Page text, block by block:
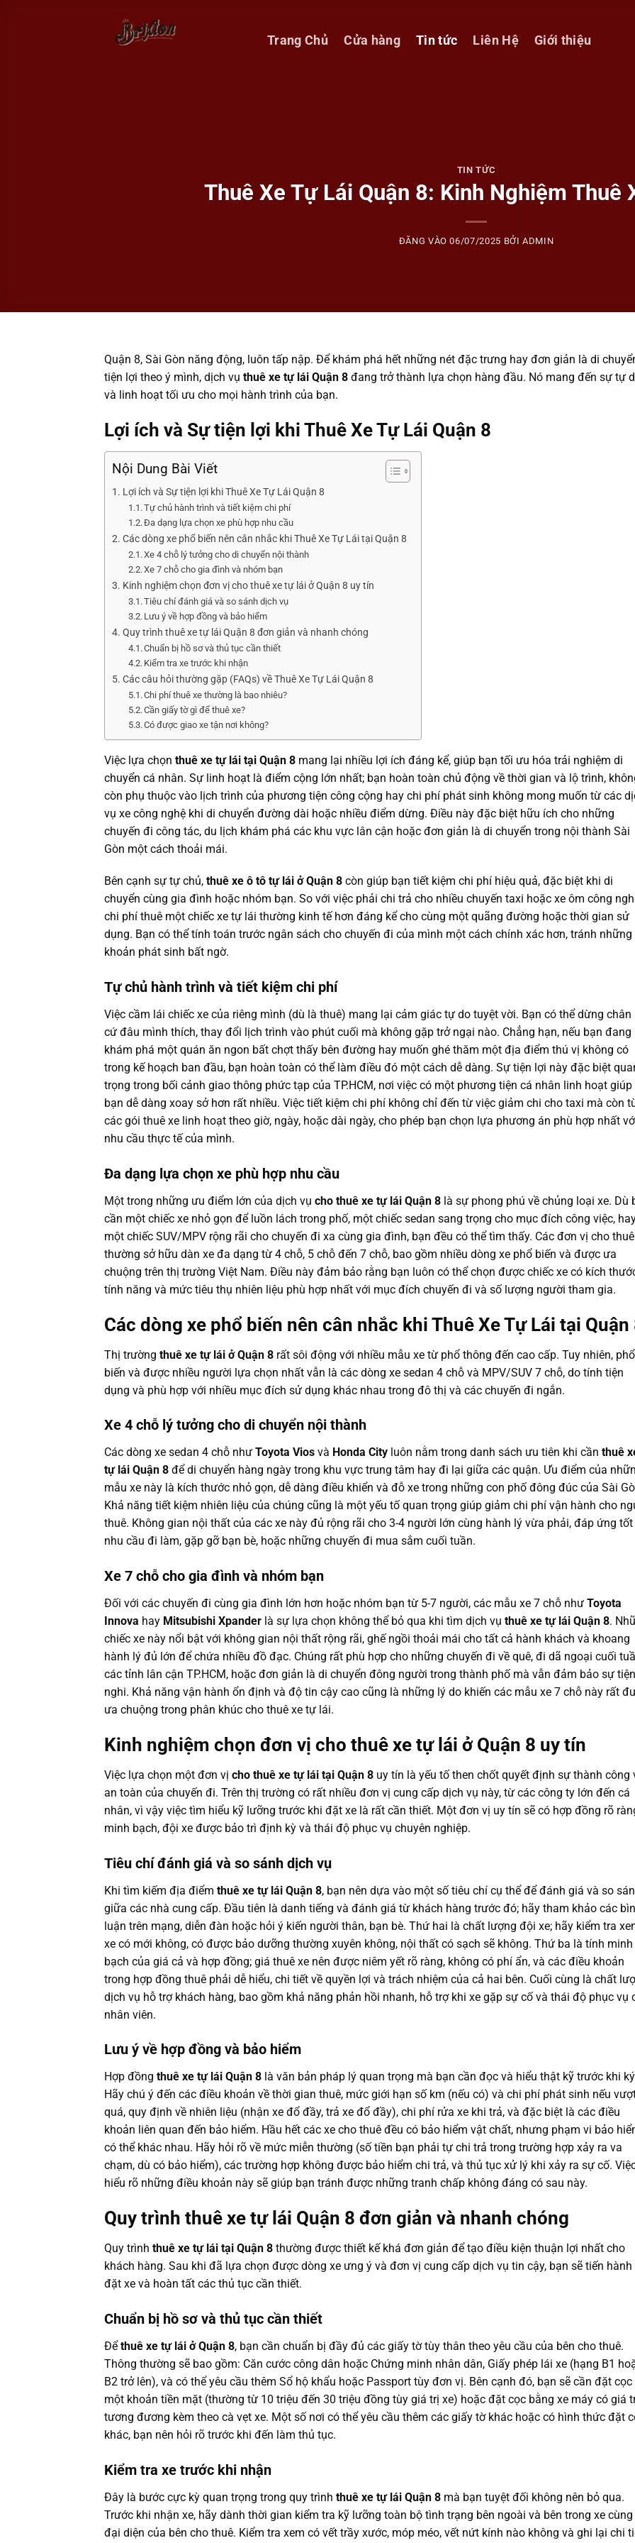
Trang Chủ Cửa hàng Tin tức Liên Hệ Giới thiệu
TIN TỨC
Thuê Xe Tự Lái Quận 8: Kinh Nghiệm Thuê
ĐĂNG VÀO06/07/2025 BỞIADMIN
Quận 8, Sài Gòn năng động, luôn tấp nập. Để khám phá hết những nét đặc trưng hay đơn giản là di
tiện lợi theo ý mình, dịch vụ thuê xe tự lái Quận 8 đang trở thành lựa chọn hàng đầu. Nó mang đến sự tự
và linh hoạt tối ưu cho mọi hành trình của bạn.
Lợi ích và Sự tiện lợi khi Thuê Xe Tự Lái Quận 8
Nội Dung Bài Viết
Lợi ích và Sự tiện lợi khi Thuê Xe Tự Lái Quận 8
Tự chủ hành trình và tiết kiệm chi phí
Đa dạng lựa chọn xe phù hợp nhu cầu
Các dòng xe phổ biến nên cân nhắc khi Thuê Xe Tự Lái tại Quận 8
Xe 4 chỗ lý tưởng cho di chuyển nội thành
Xe 7 chỗ cho gia đình và nhóm bạn
Kinh nghiệm chọn đơn vị cho thuê xe tự lái ở Quận 8 uy tín
Tiêu chí đánh giá và so sánh dịch vụ
Lưu ý về hợp đồng và bảo hiểm
Quy trình thuê xe tự lái Quận 8 đơn giản và nhanh chóng
Chuẩn bị hồ sơ và thủ tục cần thiết
Kiểm tra xe trước khi nhận
Các câu hỏi thường gặp (FAQs) về Thuê Xe Tự Lái Quận 8
Chi phí thuê xe thường là bao nhiêu?
Cần giấy tờ gì để thuê xe?
Có được giao xe tận nơi không?
Việc lựa chọn thuê xe tự lái tại Quận 8 mang lại nhiều lợi ích đáng kể, giúp bạn tối ưu hóa trải nghiệm di
chuyển cá nhân. Sự linh hoạt là điểm cộng lớn nhất; bạn hoàn toàn chủ động về thời gian và lộ trình,
còn phụ thuộc vào lịch trình của phương tiện công cộng hay chi phí phát sinh không mong muốn từ các
vụ xe công nghệ khi di chuyển đường dài hoặc nhiều điểm dừng. Điều này đặc biệt hữu ích cho những
chuyến đi công tác, du lịch khám phá các khu vực lân cận hoặc đơn giản là di chuyển trong nội thành Sài
Gòn một cách thoải mái.
Bên cạnh sự tự chủ, thuê xe ô tô tự lái ở Quận 8 còn giúp bạn tiết kiệm chi phí hiệu quả, đặc biệt khi di
chuyển cùng gia đình hoặc nhóm bạn. So với việc phải chi trả cho nhiều chuyến taxi hoặc xe ôm công
chi phí thuê một chiếc xe tự lái thường kinh tế hơn đáng kể cho cùng một quãng đường hoặc thời gian sử
dụng. Bạn có thể tính toán trước ngân sách cho chuyến đi của mình một cách chính xác hơn, tránh những
khoản phát sinh bất ngờ.
Tự chủ hành trình và tiết kiệm chi phí
Việc cầm lái chiếc xe của riêng mình (dù là thuê) mang lại cảm giác tự do tuyệt vời. Bạn có thể dừng chân
cứ đâu mình thích, thay đổi lịch trình vào phút cuối mà không gặp trở ngại nào. Chẳng hạn, nếu bạn đang
khám phá một quán ăn ngon bất chợt thấy bên đường hay muốn ghé thăm một địa điểm thú vị không có
trong kế hoạch ban đầu, bạn hoàn toàn có thể làm điều đó một cách dễ dàng. Sự tiện lợi này đặc biệt
trọng trong bối cảnh giao thông phức tạp của TP.HCM, nơi việc có một phương tiện cá nhân linh hoạt giúp
bạn dễ dàng xoay sở hơn rất nhiều. Việc tiết kiệm chi phí không chỉ đến từ việc giảm chi cho taxi mà còn
các gói thuê xe linh hoạt theo giờ, ngày, hoặc dài ngày, cho phép bạn chọn lựa phương án phù hợp nhất
nhu cầu thực tế của mình.
Đa dạng lựa chọn xe phù hợp nhu cầu
Một trong những ưu điểm lớn của dịch vụ cho thuê xe tự lái Quận 8 là sự phong phú về chủng loại xe. Dù
cần một chiếc xe nhỏ gọn để luồn lách trong phố, một chiếc sedan sang trọng cho mục đích công việc,
một chiếc SUV/MPV rộng rãi cho chuyến đi xa cùng gia đình, bạn đều có thể tìm thấy. Các đơn vị cho thuê
thường sở hữu dàn xe đa dạng từ 4 chỗ, 5 chỗ đến 7 chỗ, bao gồm nhiều dòng xe phổ biến và được ưa
chuộng trên thị trường Việt Nam. Điều này đảm bảo rằng bạn luôn có thể chọn được chiếc xe có kích
tính năng và mức tiêu thụ nhiên liệu phù hợp nhất với mục đích chuyến đi và số lượng người tham gia.
Các dòng xe phổ biến nên cân nhắc khi Thuê Xe Tự Lái tại Quận
Thị trường thuê xe tự lái ở Quận 8 rất sôi động với nhiều mẫu xe từ phổ thông đến cao cấp. Tuy nhiên, phổ
biến và được nhiều người lựa chọn nhất vẫn là các dòng xe sedan 4 chỗ và MPV/SUV 7 chỗ, do tính tiện
dụng và phù hợp với nhiều mục đích sử dụng khác nhau trong đô thị và các chuyến đi ngắn.
Xe 4 chỗ lý tưởng cho di chuyển nội thành
Các dòng xe sedan 4 chỗ như Toyota Vios và Honda City luôn nằm trong danh sách ưu tiên khi cần thuê
tự lái Quận 8 để di chuyển hàng ngày trong khu vực trung tâm hay đi lại giữa các quận. Ưu điểm của
mẫu xe này là kích thước nhỏ gọn, dễ dàng điều khiển và đỗ xe trong những con phố đông đúc của Sài
Khả năng tiết kiệm nhiên liệu của chúng cũng là một yếu tố quan trọng giúp giảm chi phí vận hành cho
thuê. Không gian nội thất của các xe này đủ rộng rãi cho 3-4 người lớn cùng hành lý vừa phải, đáp ứng tốt
nhu cầu đi làm, gặp gỡ bạn bè, hoặc những chuyến đi mua sắm cuối tuần.
Xe 7 chỗ cho gia đình và nhóm bạn
Đối với các chuyến đi cùng gia đình lớn hơn hoặc nhóm bạn từ 5-7 người, các mẫu xe 7 chỗ như Toyota
Innova hay Mitsubishi Xpander là sự lựa chọn không thể bỏ qua khi tìm dịch vụ thuê xe tự lái Quận 8.
chiếc xe này nổi bật với không gian nội thất rộng rãi, ghế ngồi thoải mái cho tất cả hành khách và khoang
hành lý đủ lớn để chứa nhiều đồ đạc. Chúng rất phù hợp cho những chuyến đi về quê, đi dã ngoại cuối
các tỉnh lân cận TP.HCM, hoặc đơn giản là di chuyển đông người trong thành phố mà vẫn đảm bảo sự tiện
nghi. Khả năng vận hành ổn định và độ tin cậy cao cũng là những lý do khiến các mẫu xe 7 chỗ này rất
ưa chuộng trong phân khúc cho thuê xe tự lái.
Kinh nghiệm chọn đơn vị cho thuê xe tự lái ở Quận 8 uy tín
Việc lựa chọn một đơn vị cho thuê xe tự lái tại Quận 8 uy tín là yếu tố then chốt quyết định sự thành công
an toàn của chuyến đi. Trên thị trường có rất nhiều đơn vị cung cấp dịch vụ này, từ các công ty lớn đến cá
nhân, vì vậy việc tìm hiểu kỹ lưỡng trước khi đặt xe là rất cần thiết. Một đơn vị uy tín sẽ có hợp đồng rõ
minh bạch, đội xe được bảo trì định kỳ và thái độ phục vụ chuyên nghiệp.
Tiêu chí đánh giá và so sánh dịch vụ
Khi tìm kiếm địa điểm thuê xe tự lái Quận 8, bạn nên dựa vào một số tiêu chí cụ thể để đánh giá và so
giữa các nhà cung cấp. Đầu tiên là danh tiếng và đánh giá từ khách hàng trước đó; hãy tham khảo các
luận trên mạng, diễn đàn hoặc hỏi ý kiến người thân, bạn bè. Thứ hai là chất lượng đội xe; hãy kiểm tra
xe có mới không, có được bảo dưỡng thường xuyên không, nội thất có sạch sẽ không. Thứ ba là tính minh
bạch của giá cả và hợp đồng; giá thuê xe nên được niêm yết rõ ràng, không có phí ẩn, và các điều khoản
trong hợp đồng thuê phải dễ hiểu, chi tiết về quyền lợi và trách nhiệm của cả hai bên. Cuối cùng là chất
dịch vụ hỗ trợ khách hàng, bao gồm khả năng phản hồi nhanh, hỗ trợ khi xe gặp sự cố và thái độ phục vụ
nhân viên.
Lưu ý về hợp đồng và bảo hiểm
Hợp đồng thuê xe tự lái Quận 8 là văn bản pháp lý quan trọng mà bạn cần đọc và hiểu thật kỹ trước khi
Hãy chú ý đến các điều khoản về thời gian thuê, mức giới hạn số km (nếu có) và chi phí phát sinh nếu
quá, quy định về nhiên liệu (nhận xe đổ đầy, trả xe đổ đầy), chi phí rửa xe khi trả, và đặc biệt là các điều
khoản liên quan đến bảo hiểm. Hầu hết các xe cho thuê đều có bảo hiểm vật chất, nhưng phạm vi bảo
có thể khác nhau. Hãy hỏi rõ về mức miễn thường (số tiền bạn phải tự chi trả trong trường hợp xảy ra va
chạm, dù có bảo hiểm), các trường hợp không được bảo hiểm chi trả, và thủ tục xử lý khi xảy ra sự cố.
hiểu rõ những điều khoản này sẽ giúp bạn tránh được những tranh chấp không đáng có sau này.
Quy trình thuê xe tự lái Quận 8 đơn giản và nhanh chóng
Quy trình thuê xe tự lái tại Quận 8 thường được thiết kế khá đơn giản để tạo điều kiện thuận lợi nhất cho
khách hàng. Sau khi đã lựa chọn được dòng xe ưng ý và đơn vị cung cấp dịch vụ tin cậy, bạn sẽ tiến hành
đặt xe và hoàn tất các thủ tục cần thiết.
Chuẩn bị hồ sơ và thủ tục cần thiết
Đểthuê xe tự lái ở Quận 8, bạn cần chuẩn bị đầy đủ các giấy tờ tùy thân theo yêu cầu của bên cho thuê.
Thông thường sẽ bao gồm: Căn cước công dân hoặc Chứng minh nhân dân, Giấy phép lái xe (hạng B1
B2 trở lên), và có thể yêu cầu thêm Sổ hộ khẩu hoặc Passport tùy đơn vị. Bên cạnh đó, bạn sẽ cần đặt cọc
một khoản tiền mặt (thường từ 10 triệu đến 30 triệu đồng tùy giá trị xe) hoặc đặt cọc bằng xe máy có giá
tương đương kèm theo cà vẹt xe. Một số nơi có thể yêu cầu thêm các giấy tờ khác hoặc có hình thức đặt
khác, bạn nên hỏi rõ trước khi đến làm thủ tục.
Kiểm tra xe trước khi nhận
Đây là bước cực kỳ quan trọng trong quy trình thuê xe tự lái Quận 8 mà bạn tuyệt đối không nên bỏ qua.
Trước khi nhận xe, hãy dành thời gian kiểm tra kỹ lưỡng toàn bộ tình trạng bên ngoài và bên trong xe cùng
đại diện của bên cho thuê. Kiểm tra xem có vết trầy xước, móp méo, vết nứt kính nào không và ghi lại chi